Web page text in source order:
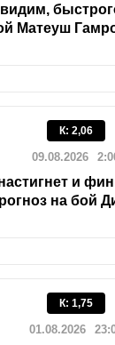
Матеуш
К: 2,06
09.08.2026
и
на бой
К: 1,75
01.08.2026